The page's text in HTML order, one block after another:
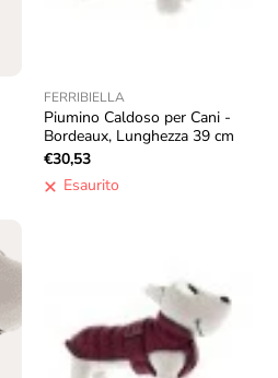
FERRIBIELLA
Piumino Caldoso per Cani -
Bordeaux, Lunghezza 39 cm
€30,53
Esaurito